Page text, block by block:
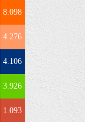
8.098
4.276
4.106
3.926
1.093